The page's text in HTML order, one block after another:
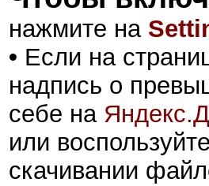
нажмите на
• Если на
надпись о
себе на
или
скачивании